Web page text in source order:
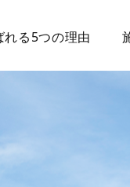
れる5つの理由